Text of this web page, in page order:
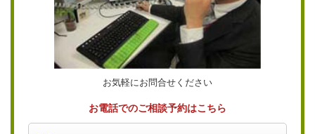
お気軽にお問合せください
お電話でのご相談予約はこちら